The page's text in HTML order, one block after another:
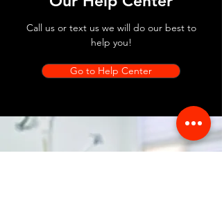
Call us or text us we will do our best to
help you!
Go to Help Center